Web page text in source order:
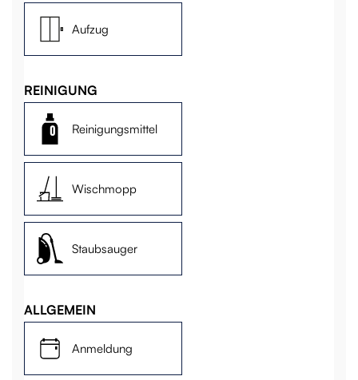
Aufzug
REINIGUNG
Reinigungsmittel
Wischmopp
Staubsauger
ALLGEMEIN
Anmeldung